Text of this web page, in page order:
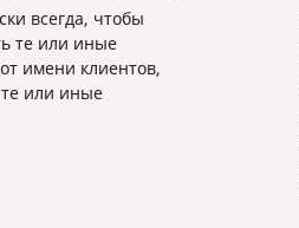
всегда, чтобы
те или иные
имени клиентов,
или иные
доверенность.